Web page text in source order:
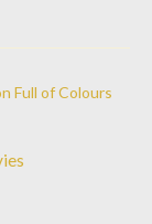
Full of Colours